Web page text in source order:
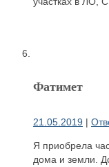
Фатимет
21.05.2019 |
Я приобрела
дома и земли.